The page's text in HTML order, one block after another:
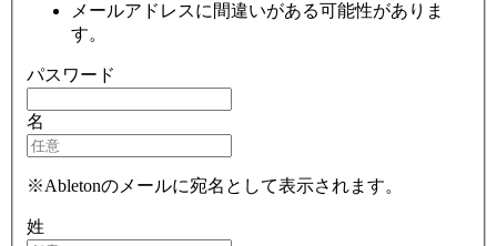
メールアドレスに間違いがある可能性がありま
す。
パスワード
名
※Abletonのメールに宛名として表示されます。
姓